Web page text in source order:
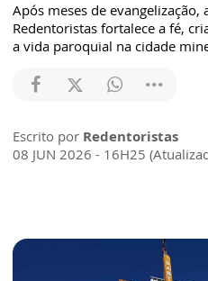
Após meses de evangelização,
Redentoristas fortalece a fé,
a vida paroquial na cidade
Escrito por Redentoristas
08 JUN 2026 - 16H25